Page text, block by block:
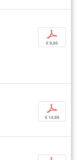
p
€ 9,95
p
€ 14,95